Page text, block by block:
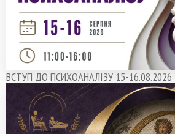
ВСТУП ДО ПСИХОАНАЛІЗУ 15-16.08.2026